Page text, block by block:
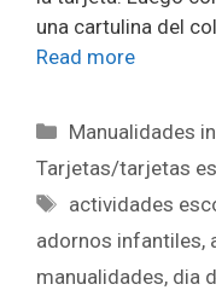
una cartulina del
Read more
Manualidades
Tarjetas/tarjetas
actividades
adornos infantiles,
manualidades, dia